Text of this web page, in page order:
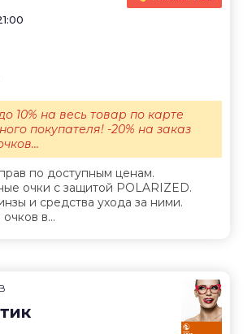
по доступным ценам.
очки с защитой POLARIZED.
и средства ухода за ними.
в...
10% на весь товар по карте
покупателя! -20% на заказ